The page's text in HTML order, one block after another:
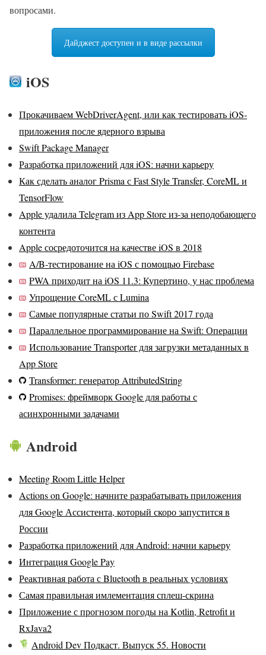
вопросами.
Дайджест доступен и в виде рассылки
iOS
Прокачиваем WebDriverAgent, или как тестировать iOS-
приложения после ядерного взрыва
Swift Package Manager
Разработка приложений для iOS: начни карьеру
Как сделать аналог Prisma с Fast Style Transfer, CoreML и
TensorFlow
Apple удалила Telegram из App Store из-за неподобающего
контента
Apple сосредоточится на качестве iOS в 2018
A/B-тестирование на iOS с помощью Firebase
PWA приходит на iOS 11.3: Купертино, у нас проблема
Упрощение CoreML с Lumina
Самые популярные статьи по Swift 2017 года
Параллельное программирование на Swift: Операции
Использование Transporter для загрузки метаданных в
App Store
Transformer: генератор AttributedString
Promises: фреймворк Google для работы с
асинхронными задачами
Android
Meeting Room Little Helper
Actions on Google: начните разрабатывать приложения
для Google Ассистента, который скоро запустится в
России
Разработка приложений для Android: начни карьеру
Интеграция Google Pay
Реактивная работа с Bluetooth в реальных условиях
Самая правильная имлементация сплеш-скрина
Приложение с прогнозом погоды на Kotlin, Retrofit и
RxJava2
Android Dev Подкаст. Выпуск 55. Новости